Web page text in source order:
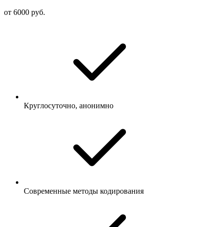
от 6000 руб.
Круглосуточно, анонимно
Современные методы кодирования